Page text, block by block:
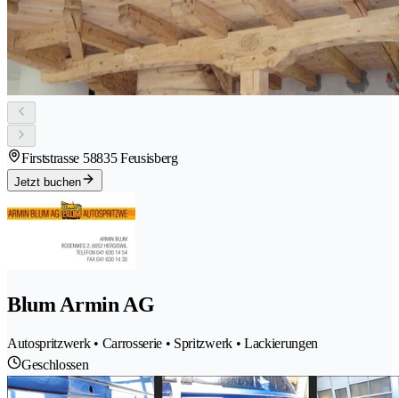
Firststrasse 58835 Feusisberg
Jetzt buchen
Blum Armin AG
Autospritzwerk • Carrosserie • Spritzwerk • Lackierungen
Geschlossen